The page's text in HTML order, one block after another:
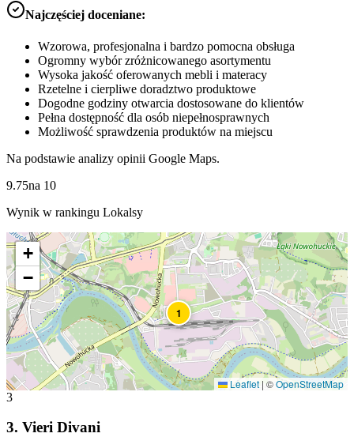
Najczęściej doceniane:
Wzorowa, profesjonalna i bardzo pomocna obsługa
Ogromny wybór zróżnicowanego asortymentu
Wysoka jakość oferowanych mebli i materacy
Rzetelne i cierpliwe doradztwo produktowe
Dogodne godziny otwarcia dostosowane do klientów
Pełna dostępność dla osób niepełnosprawnych
Możliwość sprawdzenia produktów na miejscu
Na podstawie analizy opinii Google Maps.
9.75na 10
Wynik w rankingu Lokalsy
1
+
−
Leaflet | ©OpenStreetMap
3
3. Vieri Divani